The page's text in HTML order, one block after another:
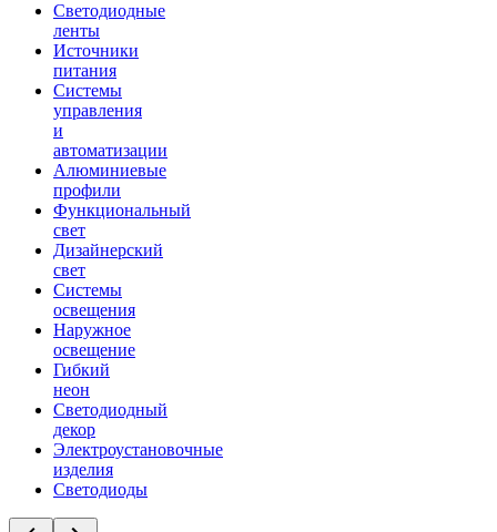
Светодиодные
ленты
Источники
питания
Системы
управления
и
автоматизации
Алюминиевые
профили
Функциональный
свет
Дизайнерский
свет
Системы
освещения
Наружное
освещение
Гибкий
неон
Светодиодный
декор
Электроустановочные
изделия
Светодиоды